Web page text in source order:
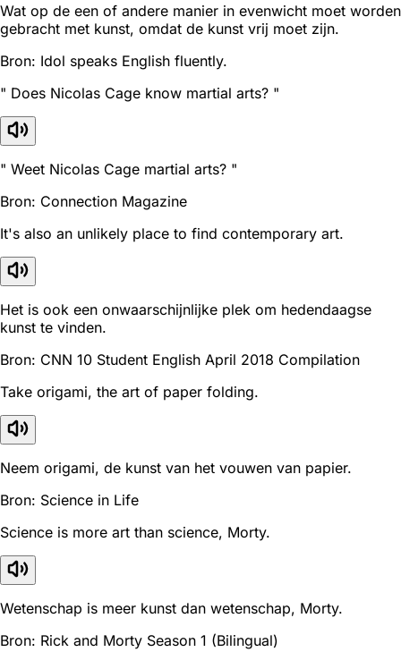
Wat op de een of andere manier in evenwicht moet worden
gebracht met kunst, omdat de kunst vrij moet zijn.
Bron: Idol speaks English fluently.
" Does Nicolas Cage know martial arts? "
" Weet Nicolas Cage martial arts? "
Bron: Connection Magazine
It's also an unlikely place to find contemporary art.
Het is ook een onwaarschijnlijke plek om hedendaagse
kunst te vinden.
Bron: CNN 10 Student English April 2018 Compilation
Take origami, the art of paper folding.
Neem origami, de kunst van het vouwen van papier.
Bron: Science in Life
Science is more art than science, Morty.
Wetenschap is meer kunst dan wetenschap, Morty.
Bron: Rick and Morty Season 1 (Bilingual)